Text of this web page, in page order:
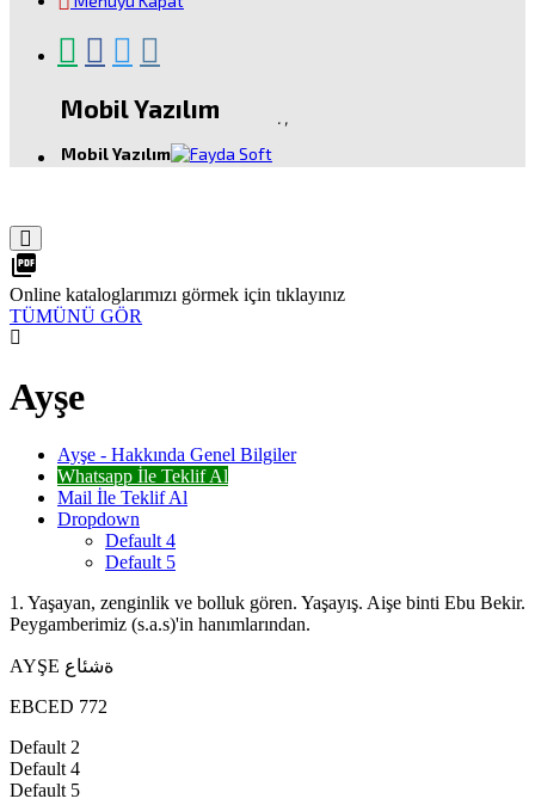
Mobil Yazılım
Mobil Yazılım
. ,
picture_as_pdf
Online kataloglarımızı görmek için tıklayınız
TÜMÜNÜ GÖR
Ayşe
Ayşe - Hakkında Genel Bilgiler
Whatsapp İle Teklif Al
Mail İle Teklif Al
Dropdown
Default 4
Default 5
1. Yaşayan, zenginlik ve bolluk gören. Yaşayış. Aişe binti Ebu Bekir.
Peygamberimiz (s.a.s)'in hanımlarından.
AYŞE ةشئاع
EBCED 772
Default 2
Default 4
Default 5